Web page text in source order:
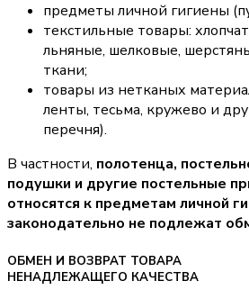
предметы личной гигиены
текстильные товары:
льняные, шелковые,
ткани;
товары из нетканых
ленты, тесьма, кружево и
перечня).
В частности, полотенца,
подушки и другие постельные
относятся к предметам личной
законодательно не подлежат
ОБМЕН И ВОЗВРАТ ТОВАРА
НЕНАДЛЕЖАЩЕГО КАЧЕСТВА